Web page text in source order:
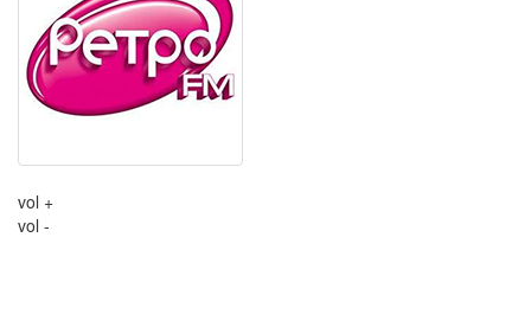
vol +
vol -